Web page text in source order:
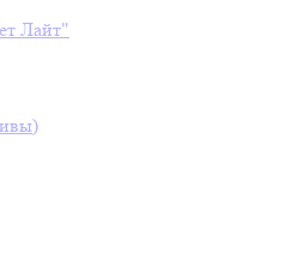
Лайт"